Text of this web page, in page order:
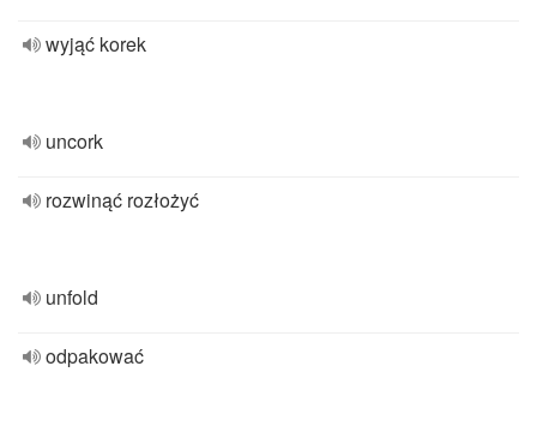
wyjąć korek
uncork
rozwinąć rozłożyć
unfold
odpakować